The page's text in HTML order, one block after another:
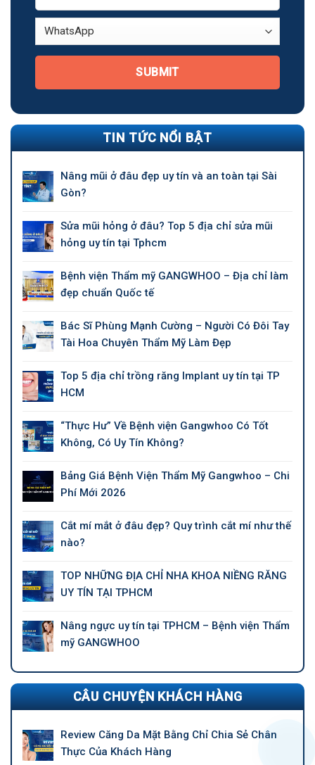
SUBMIT
TIN TỨC NỔI BẬT
Nâng mũi ở đâu đẹp uy tín và an toàn tại Sài
Gòn?
Sửa mũi hỏng ở đâu? Top 5 địa chỉ sửa mũi
hỏng uy tín tại Tphcm
Bệnh viện Thẩm mỹ GANGWHOO – Địa chỉ làm
đẹp chuẩn Quốc tế
Bác Sĩ Phùng Mạnh Cường – Người Có Đôi Tay
Tài Hoa Chuyên Thẩm Mỹ Làm Đẹp
Top 5 địa chỉ trồng răng Implant uy tín tại TP
HCM
“Thực Hư” Về Bệnh viện Gangwhoo Có Tốt
Không, Có Uy Tín Không?
Bảng Giá Bệnh Viện Thẩm Mỹ Gangwhoo – Chi
Phí Mới 2026
Cắt mí mắt ở đâu đẹp? Quy trình cắt mí như thế
nào?
TOP NHỮNG ĐỊA CHỈ NHA KHOA NIỀNG RĂNG
UY TÍN TẠI TPHCM
Nâng ngực uy tín tại TPHCM – Bệnh viện Thẩm
mỹ GANGWHOO
CÂU CHUYỆN KHÁCH HÀNG
Review Căng Da Mặt Bằng Chỉ Chia Sẻ Chân
Thực Của Khách Hàng